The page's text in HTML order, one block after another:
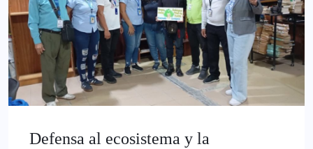
Defensa al ecosistema y la